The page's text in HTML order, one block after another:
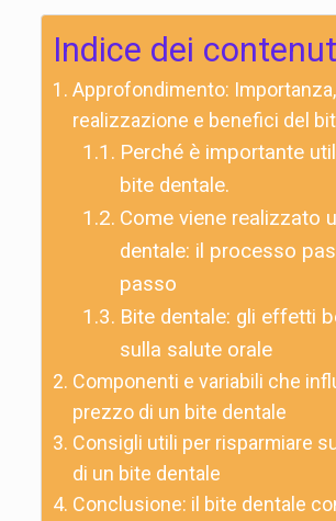
Indice dei
Approfondimento: Importanza,
realizzazione e benefici del
Perché è importante
bite dentale.
Come viene realizzato
dentale: il processo
passo
Bite dentale: gli effetti
sulla salute orale
Componenti e variabili che
prezzo di un bite dentale
Consigli utili per risparmiare
di un bite dentale
Conclusione: il bite dentale